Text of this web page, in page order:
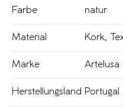
Farbe natur
Material Kork
Marke Artelusa
Herstellungsland Portugal